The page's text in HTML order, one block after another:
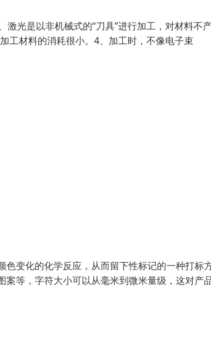
光是以非机械式的“刀具”进行加工，对材料不
工材料的消耗很小。4、加工时，不像电子束
变化的化学反应，从而留下性标记的一种打标
等，字符大小可以从毫米到微米量级，这对产